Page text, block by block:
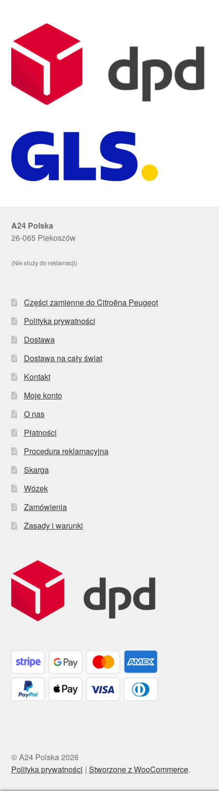
A24 Polska
26-065 Piekoszów
(Nie służy do reklamacji)
Części zamienne do Citroëna Peugeot
Polityka prywatności
Dostawa
Dostawa na cały świat
Kontakt
Moje konto
O nas
Płatności
Procedura reklamacyjna
Skarga
Wózek
Zamówienia
Zasady i warunki
© A24 Polska 2026
Polityka prywatności
Stworzone z WooCommerce.